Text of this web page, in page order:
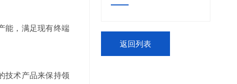
能，满足现有终端
技术产品来保持领
返回列表